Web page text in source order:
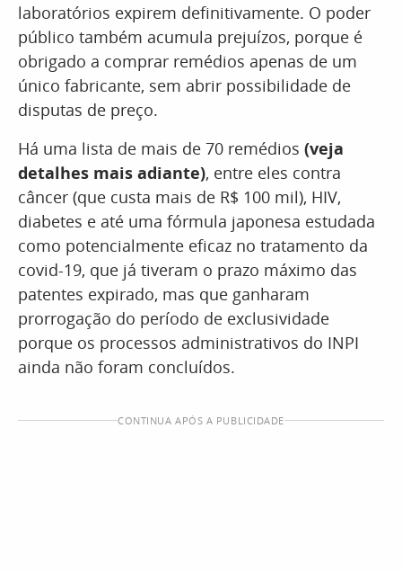
laboratórios expirem definitivamente. O poder
público também acumula prejuízos, porque é
obrigado a comprar remédios apenas de um
único fabricante, sem abrir possibilidade de
disputas de preço.
Há uma lista de mais de 70 remédios (veja
detalhes mais adiante), entre eles contra
câncer (que custa mais de R$ 100 mil), HIV,
diabetes e até uma fórmula japonesa estudada
como potencialmente eficaz no tratamento da
covid-19, que já tiveram o prazo máximo das
patentes expirado, mas que ganharam
prorrogação do período de exclusividade
porque os processos administrativos do INPI
ainda não foram concluídos.
CONTINUA APÓS A PUBLICIDADE